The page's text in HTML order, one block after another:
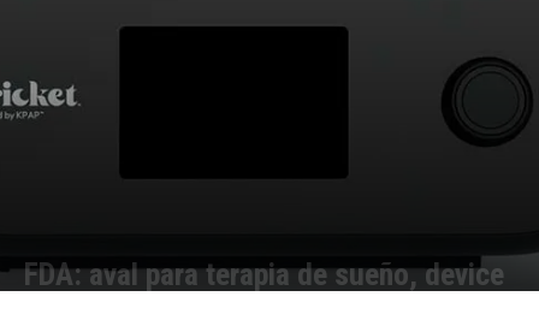
FDA: aval para terapia de sueño, device